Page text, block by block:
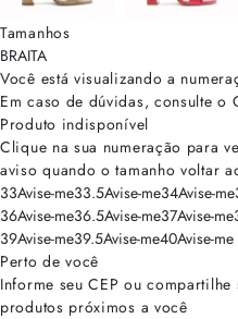
Tamanhos
BRAITA
Você está visualizando a
Em caso de dúvidas, consulte o
Produto indisponível
Clique na sua numeração para
aviso quando o tamanho voltar
33Avise-me33.5Avise-me34Avise-me
36Avise-me36.5Avise-me37Avise-me
39Avise-me39.5Avise-me40Avise-me
Perto de você
Informe seu CEP ou
produtos próximos a você